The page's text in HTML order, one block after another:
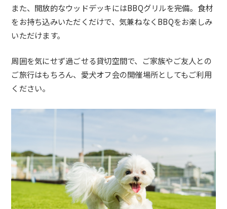
また、開放的なウッドデッキにはBBQグリルを完備。食材
をお持ち込みいただくだけで、気兼ねなくBBQをお楽しみ
いただけます。
周囲を気にせず過ごせる貸切空間で、ご家族やご友人との
ご旅行はもちろん、愛犬オフ会の開催場所としてもご利用
ください。